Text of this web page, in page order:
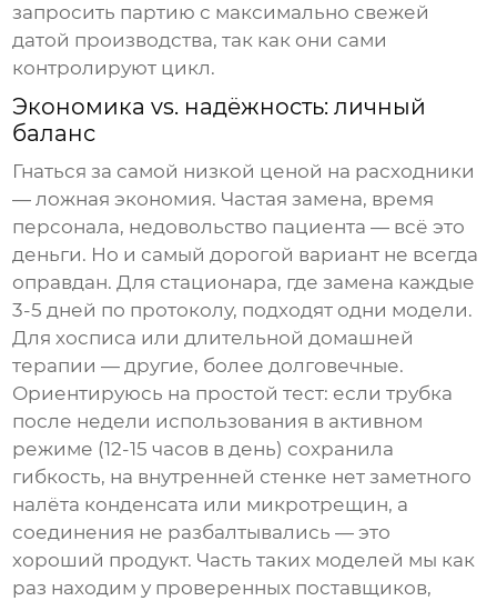
запросить партию с максимально свежей
датой производства, так как они сами
контролируют цикл.
Экономика vs. надёжность: личный
баланс
Гнаться за самой низкой ценой на расходники
— ложная экономия. Частая замена, время
персонала, недовольство пациента — всё это
деньги. Но и самый дорогой вариант не всегда
оправдан. Для стационара, где замена каждые
3-5 дней по протоколу, подходят одни модели.
Для хосписа или длительной домашней
терапии — другие, более долговечные.
Ориентируюсь на простой тест: если трубка
после недели использования в активном
режиме (12-15 часов в день) сохранила
гибкость, на внутренней стенке нет заметного
налёта конденсата или микротрещин, а
соединения не разбалтывались — это
хороший продукт. Часть таких моделей мы как
раз находим у проверенных поставщиков,